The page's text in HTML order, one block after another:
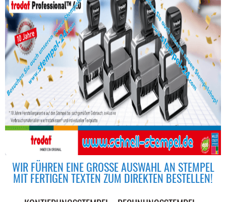
WIR FÜHREN EINE GROSSE AUSWAHL AN STEMPEL M
IT FERTIGEN TEXTEN ZUM DIREKTEN BESTELLEN!